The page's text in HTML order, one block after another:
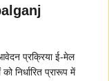
प्रक्रिया ई-मेल
निर्धारित प्रारूप में